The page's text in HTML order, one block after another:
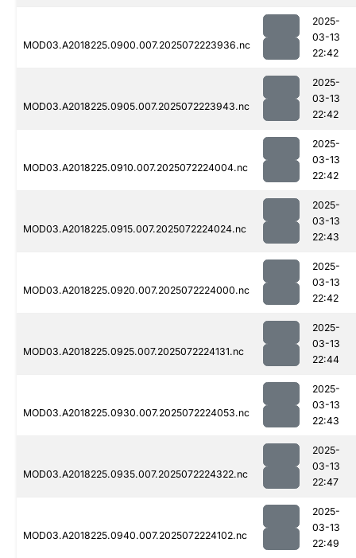
MOD03.A2018225.0900.007.2025072223936.nc
2025-
03-13
22:42
MOD03.A2018225.0905.007.2025072223943.nc
2025-
03-13
22:42
MOD03.A2018225.0910.007.2025072224004.nc
2025-
03-13
22:42
MOD03.A2018225.0915.007.2025072224024.nc
2025-
03-13
22:43
MOD03.A2018225.0920.007.2025072224000.nc
2025-
03-13
22:42
MOD03.A2018225.0925.007.2025072224131.nc
2025-
03-13
22:44
MOD03.A2018225.0930.007.2025072224053.nc
2025-
03-13
22:43
MOD03.A2018225.0935.007.2025072224322.nc
2025-
03-13
22:47
MOD03.A2018225.0940.007.2025072224102.nc
2025-
03-13
22:49